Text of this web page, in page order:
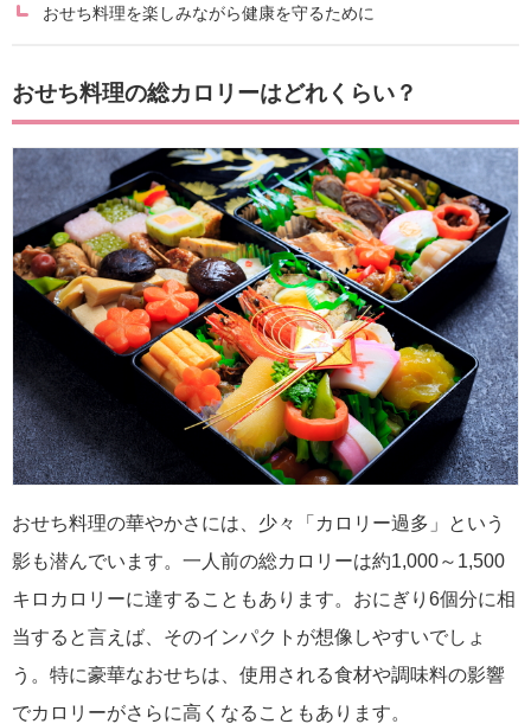
おせち料理を楽しみながら健康を守るために
おせち料理の総カロリーはどれくらい？
おせち料理の華やかさには、少々「カロリー過多」という
影も潜んでいます。一人前の総カロリーは約1,000～1,500
キロカロリーに達することもあります。おにぎり6個分に相
当すると言えば、そのインパクトが想像しやすいでしょ
う。特に豪華なおせちは、使用される食材や調味料の影響
でカロリーがさらに高くなることもあります。